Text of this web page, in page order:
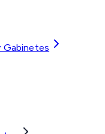
Gabinetes